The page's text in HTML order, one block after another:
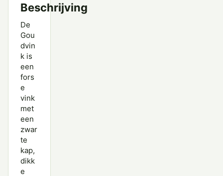
Beschrijving
De
Gou
dvin
k is
een
fors
e
vink
met
een
zwar
te
kap,
dikk
e